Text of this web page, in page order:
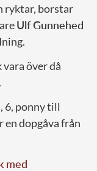
ryktar, borstar
Ulf Gunnehed
över då
, 6, ponny till
dopgåva från
med